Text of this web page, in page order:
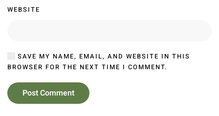
WEBSITE
SAVE MY NAME, EMAIL, AND WEBSITE IN THIS
BROWSER FOR THE NEXT TIME I COMMENT.
Post Comment